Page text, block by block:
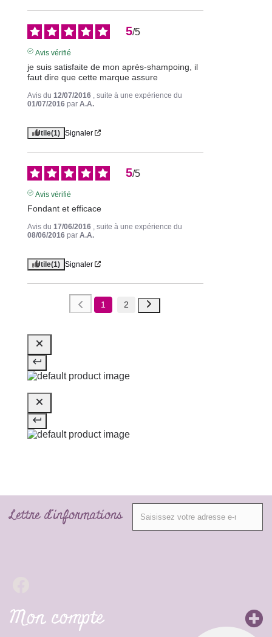
5/5
Avis vérifié
je suis satisfaite de mon après-shampoing, il
faut dire que cette marque assure
Avis du 12/07/2016 , suite à une expérience du
01/07/2016 par A.A.
Utile(1) Signaler
5/5
Avis vérifié
Fondant et efficace
Avis du 17/06/2016 , suite à une expérience du
08/06/2016 par A.A.
Utile(1) Signaler
1 2
Lettre d'informations
Mon compte